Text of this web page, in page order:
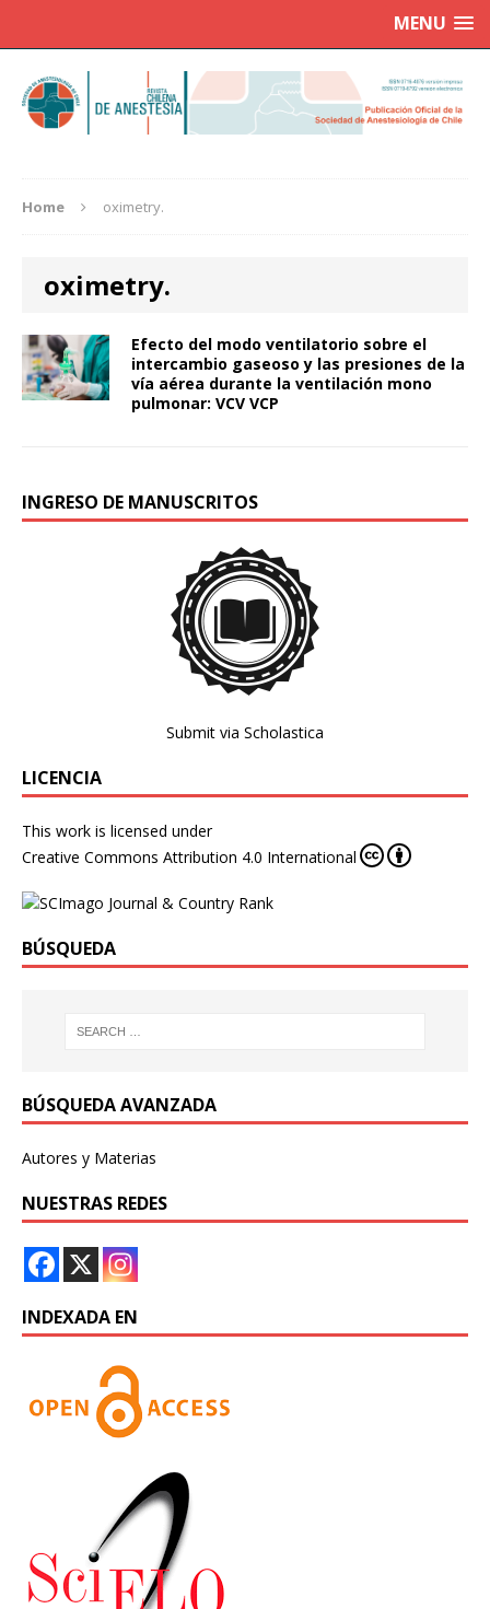
MENU
Home oximetry.
oximetry.
Efecto del modo ventilatorio sobre el
intercambio gaseoso y las presiones de la
vía aérea durante la ventilación mono
pulmonar: VCV VCP
INGRESO DE MANUSCRITOS
Submit via Scholastica
LICENCIA
This work is licensed under
Creative Commons Attribution 4.0 International
BÚSQUEDA
BÚSQUEDA AVANZADA
Autores y Materias
NUESTRAS REDES
INDEXADA EN